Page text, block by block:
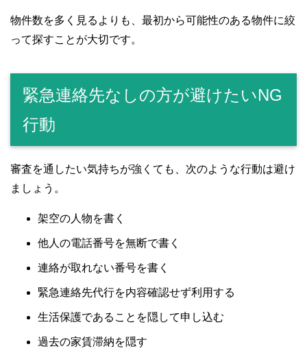
物件数を多く見るよりも、最初から可能性のある物件に絞
って探すことが大切です。
緊急連絡先なしの方が避けたいNG
行動
審査を通したい気持ちが強くても、次のような行動は避け
ましょう。
架空の人物を書く
他人の電話番号を無断で書く
連絡が取れない番号を書く
緊急連絡先代行を内容確認せず利用する
生活保護であることを隠して申し込む
過去の家賃滞納を隠す